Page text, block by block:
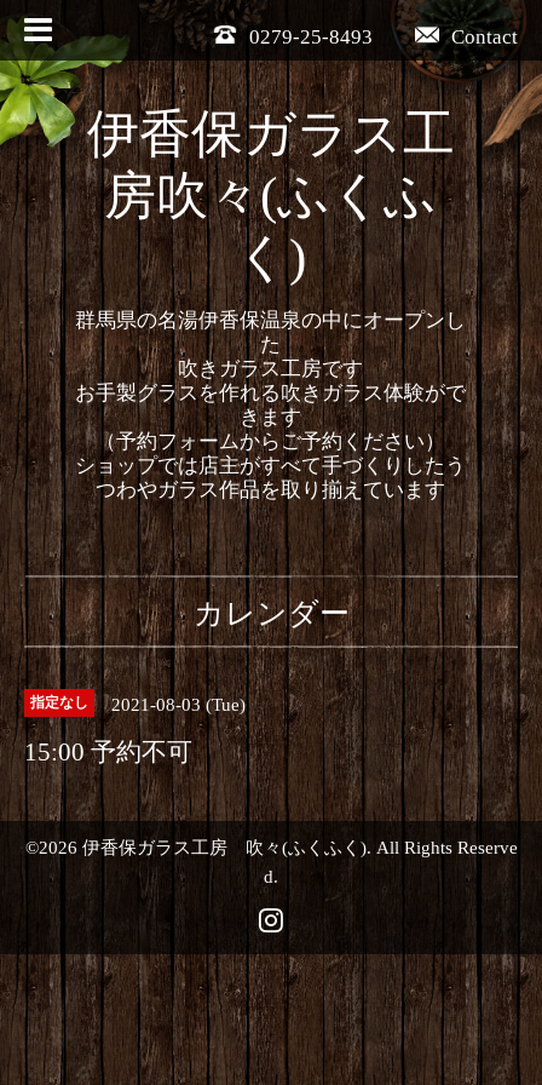
Contact
0279-25-8493
伊香保ガラス工
房吹々(ふくふ
く)
群馬県の名湯伊香保温泉の中にオープンし
た
吹きガラス工房です
お手製グラスを作れる吹きガラス体験がで
きます
（予約フォームからご予約ください）
ショップでは店主がすべて手づくりしたう
つわやガラス作品を取り揃えています
カレンダー
指定なし 2021-08-03 (Tue)
15:00 予約不可
©2026 伊香保ガラス工房 吹々(ふくふく). All Rights Reserve
d.